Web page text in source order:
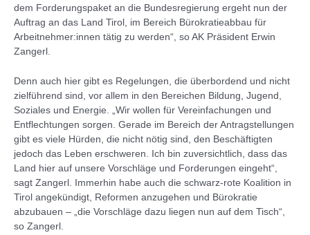
dem Forderungspaket an die Bundesregierung ergeht nun der
Auftrag an das Land Tirol, im Bereich Bürokratieabbau für
Arbeitnehmer:innen tätig zu werden“, so AK Präsident Erwin
Zangerl.
Denn auch hier gibt es Regelungen, die überbordend und nicht
zielführend sind, vor allem in den Bereichen Bildung, Jugend,
Soziales und Energie. „Wir wollen für Vereinfachungen und
Entflechtungen sorgen. Gerade im Bereich der Antragstellungen
gibt es viele Hürden, die nicht nötig sind, den Beschäftigten
jedoch das Leben erschweren. Ich bin zuversichtlich, dass das
Land hier auf unsere Vorschläge und Forderungen eingeht“,
sagt Zangerl. Immerhin habe auch die schwarz-rote Koalition in
Tirol angekündigt, Reformen anzugehen und Bürokratie
abzubauen – „die Vorschläge dazu liegen nun auf dem Tisch“,
so Zangerl.